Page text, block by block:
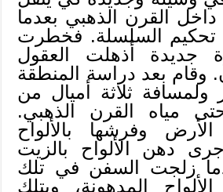
القرن الذهبي بعدما
تحكيم السلسلة. فخطرت
جديدة أذهلت العقول
وقام بعد دراسة المنطقة
ثلاثة أميال من
مياه القرن الذهبي.
الأرض وفرشها بالألواح
دهن الألواح بالزيت
زلجت السفن في تلك
المدهونة، وبتلك